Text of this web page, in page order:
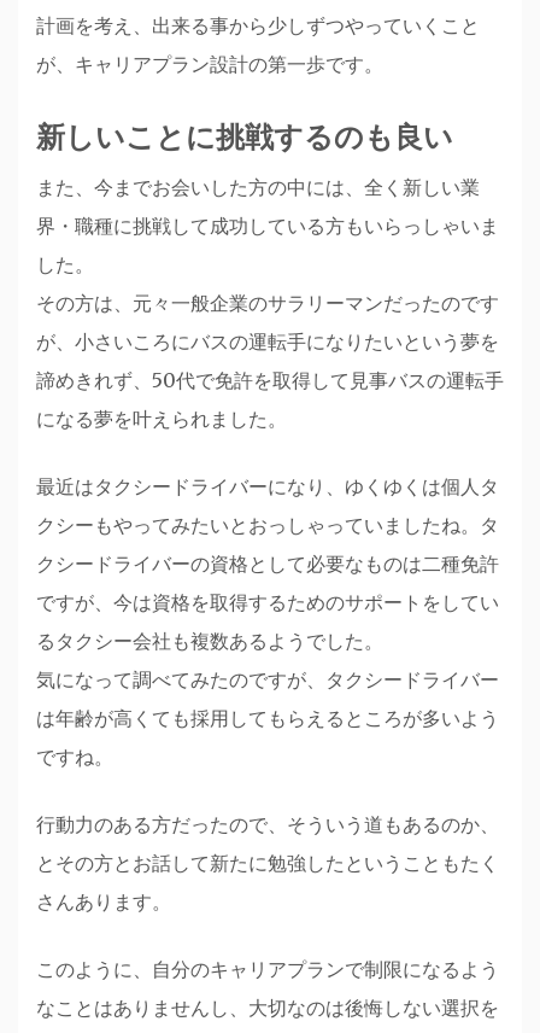
計画を考え、出来る事から少しずつやっていくこと
が、キャリアプラン設計の第一歩です。
新しいことに挑戦するのも良い
また、今までお会いした方の中には、全く新しい業
界・職種に挑戦して成功している方もいらっしゃいま
した。
その方は、元々一般企業のサラリーマンだったのです
が、小さいころにバスの運転手になりたいという夢を
諦めきれず、50代で免許を取得して見事バスの運転手
になる夢を叶えられました。
最近はタクシードライバーになり、ゆくゆくは個人タ
クシーもやってみたいとおっしゃっていましたね。タ
クシードライバーの資格として必要なものは二種免許
ですが、今は資格を取得するためのサポートをしてい
るタクシー会社も複数あるようでした。
気になって調べてみたのですが、タクシードライバー
は年齢が高くても採用してもらえるところが多いよう
ですね。
行動力のある方だったので、そういう道もあるのか、
とその方とお話して新たに勉強したということもたく
さんあります。
このように、自分のキャリアプランで制限になるよう
なことはありませんし、大切なのは後悔しない選択を